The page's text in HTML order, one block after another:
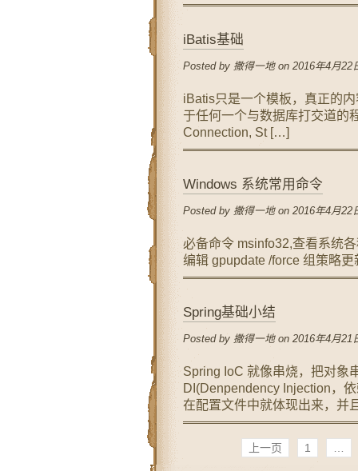
iBatis基础
Posted by 撒得一地 on 2016年4月22
iBatis只是一个模板，真正的
于任何一个与数据库打交道的
Connection, St […]
Windows 系统常用命令
Posted by 撒得一地 on 2016年4月22
必备命令 msinfo32,查看系统
编辑 gpupdate /force 组策略
Spring基础小结
Posted by 撒得一地 on 2016年4月21
Spring IoC 就像串烧，把对象
DI(Denpendency Injection，
在配置文件中就体现出来，并
上一页 1